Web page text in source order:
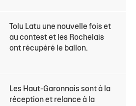
Tolu Latu une nouvelle fois et
au contest et les Rochelais
ont récupéré le ballon.
Les Haut-Garonnais sont à la
réception et relance à la